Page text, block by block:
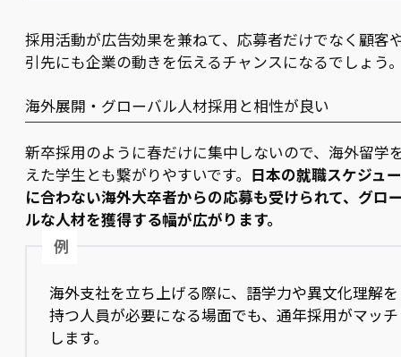
採用活動が広告効果を兼ねて、応募者だけでなく顧客
引先にも企業の動きを伝えるチャンスになるでしょう
海外展開・グローバル人材採用と相性が良い
新卒採用のように春だけに集中しないので、海外留学
えた学生とも繋がりやすいです。 日本の就職スケジュ
に合わない海外大卒者からの応募も受けられて、グロ
ルな人材を獲得する幅が広がります。
例
海外支社を立ち上げる際に、語学力や異文化理解を
持つ人員が必要になる場面でも、通年採用がマッチ
します。